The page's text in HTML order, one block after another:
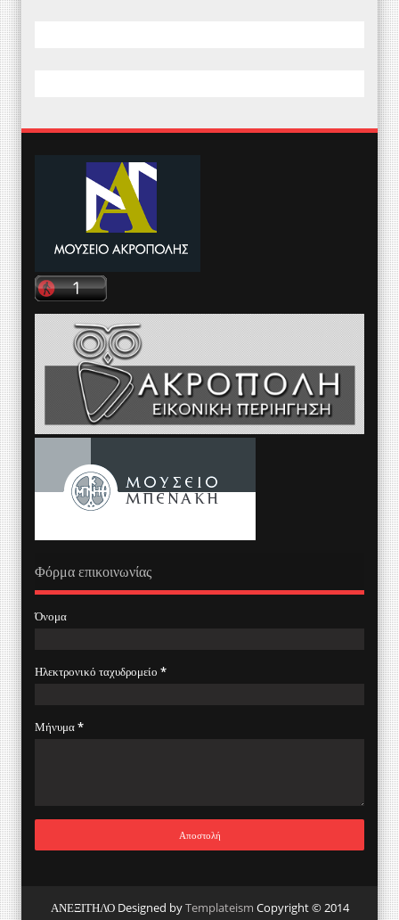
Φόρμα επικοινωνίας
Όνομα
Ηλεκτρονικό ταχυδρομείο *
Μήνυμα*
ΑΝΕΞΙΤΗΛΟ Designed byTemplateism Copyright © 2014